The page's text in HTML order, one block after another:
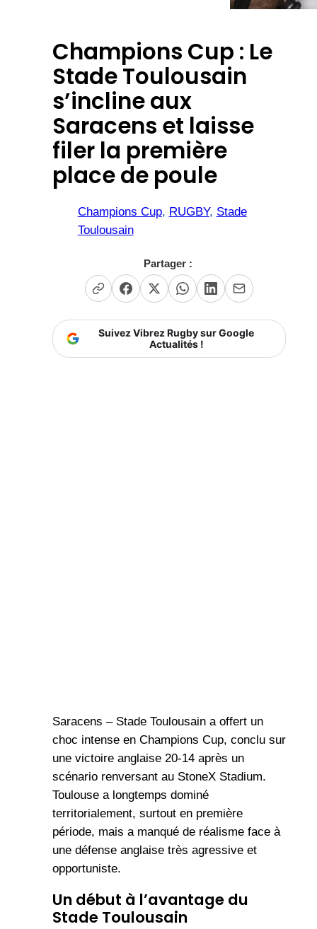
Champions Cup : Le
Stade Toulousain
s’incline aux
Saracens et laisse
filer la première
place de poule
Champions Cup, RUGBY, Stade
Toulousain
Partager :
Suivez Vibrez Rugby sur Google
Actualités !
Saracens – Stade Toulousain a offert un
choc intense en Champions Cup, conclu sur
une victoire anglaise 20-14 après un
scénario renversant au StoneX Stadium.
Toulouse a longtemps dominé
territorialement, surtout en première
période, mais a manqué de réalisme face à
une défense anglaise très agressive et
opportuniste.
Un début à l’avantage du
Stade Toulousain